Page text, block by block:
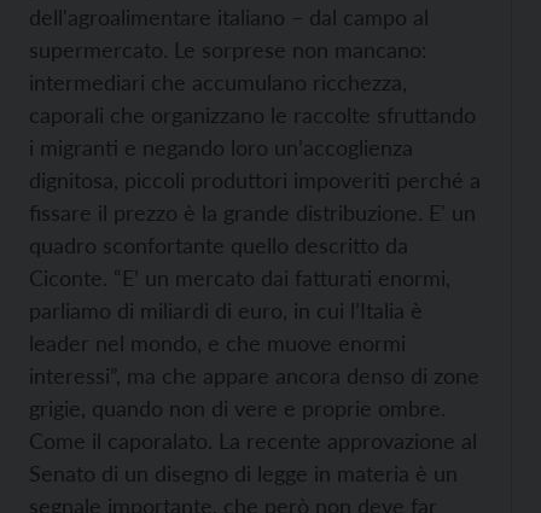
dell'agroalimentare italiano – dal campo al
supermercato. Le sorprese non mancano:
intermediari che accumulano ricchezza,
caporali che organizzano le raccolte sfruttando
i migranti e negando loro un’accoglienza
dignitosa, piccoli produttori impoveriti perché a
fissare il prezzo è la grande distribuzione. E' un
quadro sconfortante quello descritto da
Ciconte. “E’ un mercato dai fatturati enormi,
parliamo di miliardi di euro, in cui l’Italia è
leader nel mondo, e che muove enormi
interessi”, ma che appare ancora denso di zone
grigie, quando non di vere e proprie ombre.
Come il caporalato. La recente approvazione al
Senato di un disegno di legge in materia è un
segnale importante, che però non deve far